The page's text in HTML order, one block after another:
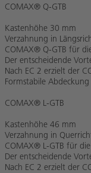
COMAX® Q-GTB
Kastenhöhe 30 mm
Verzahnung in
COMAX® Q-GTB für
Der entscheidende
Nach EC 2 erzielt der
Formstabile
COMAX® L-GTB
Kastenhöhe 46 mm
Verzahnung in
COMAX® L-GTB für
Der entscheidende
Nach EC 2 erzielt der